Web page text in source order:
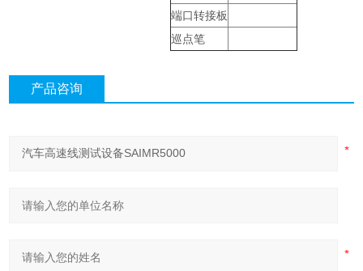
端口转接板
巡点笔
产品咨询